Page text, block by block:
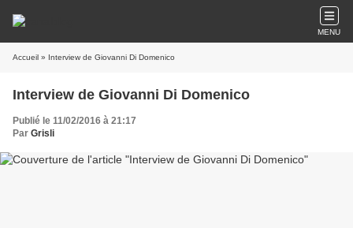
MENU
Accueil » Interview de Giovanni Di Domenico
Interview de Giovanni Di Domenico
Publié le 11/02/2016 à 21:17
Par Grisli